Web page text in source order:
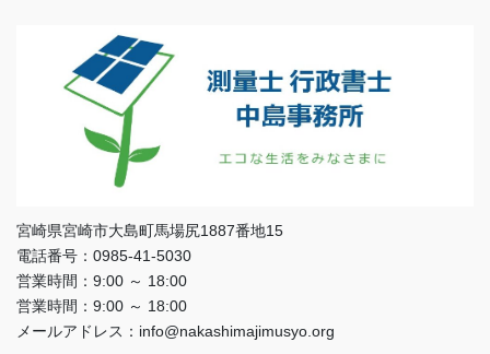
宮崎県宮崎市大島町馬場尻1887番地15
電話番号：0985-41-5030
営業時間：9:00 ～ 18:00
営業時間：9:00 ～ 18:00
メールアドレス：info@nakashimajimusyo.org